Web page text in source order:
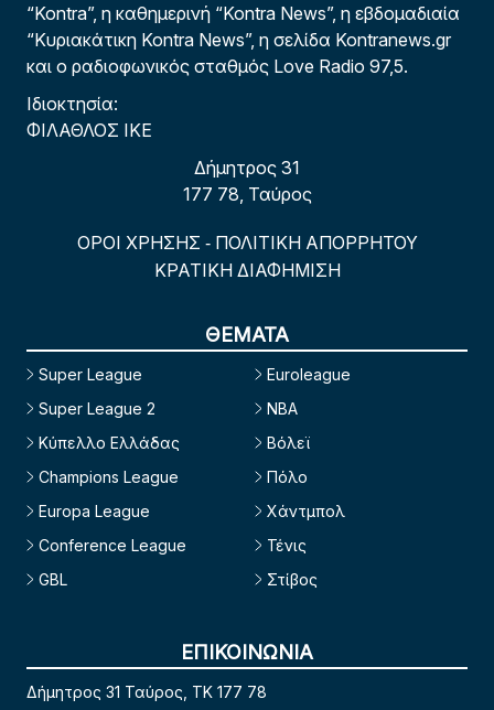
“Kontra”, η καθημερινή “Kontra News”, η εβδομαδιαία
“Κυριακάτικη Kontra News”, η σελίδα Kontranews.gr
και ο ραδιοφωνικός σταθμός Love Radio 97,5.
Ιδιοκτησία:
ΦΙΛΑΘΛΟΣ ΙΚΕ
Δήμητρος 31
177 78, Ταύρος
ΟΡΟΙ ΧΡΗΣΗΣ - ΠΟΛΙΤΙΚΗ ΑΠΟΡΡΗΤΟΥ
ΚΡΑΤΙΚΗ ΔΙΑΦΗΜΙΣΗ
ΘΕΜΑΤΑ
Super League
Super League 2
Κύπελλο Ελλάδας
Champions League
Europa League
Conference League
GBL
Euroleague
NBA
Βόλεϊ
Πόλο
Χάντμπολ
Τένις
Στίβος
ΕΠΙΚΟΙΝΩΝΙΑ
Δήμητρος 31 Ταύρος, TK 177 78